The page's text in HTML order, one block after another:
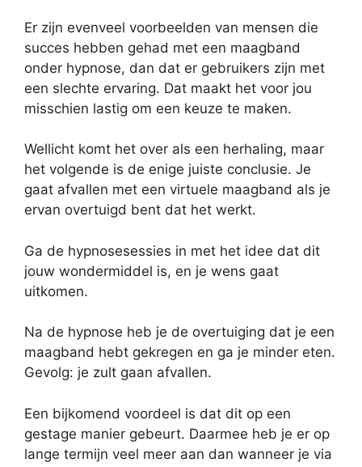
Er zijn evenveel voorbeelden van mensen die
succes hebben gehad met een maagband
onder hypnose, dan dat er gebruikers zijn met
een slechte ervaring. Dat maakt het voor jou
misschien lastig om een keuze te maken.
Wellicht komt het over als een herhaling, maar
het volgende is de enige juiste conclusie. Je
gaat afvallen met een virtuele maagband als je
ervan overtuigd bent dat het werkt.
Ga de hypnosesessies in met het idee dat dit
jouw wondermiddel is, en je wens gaat
uitkomen.
Na de hypnose heb je de overtuiging dat je een
maagband hebt gekregen en ga je minder eten.
Gevolg: je zult gaan afvallen.
Een bijkomend voordeel is dat dit op een
gestage manier gebeurt. Daarmee heb je er op
lange termijn veel meer aan dan wanneer je via